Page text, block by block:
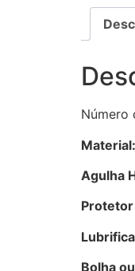
Número
Agulha
Protetor
Bolha